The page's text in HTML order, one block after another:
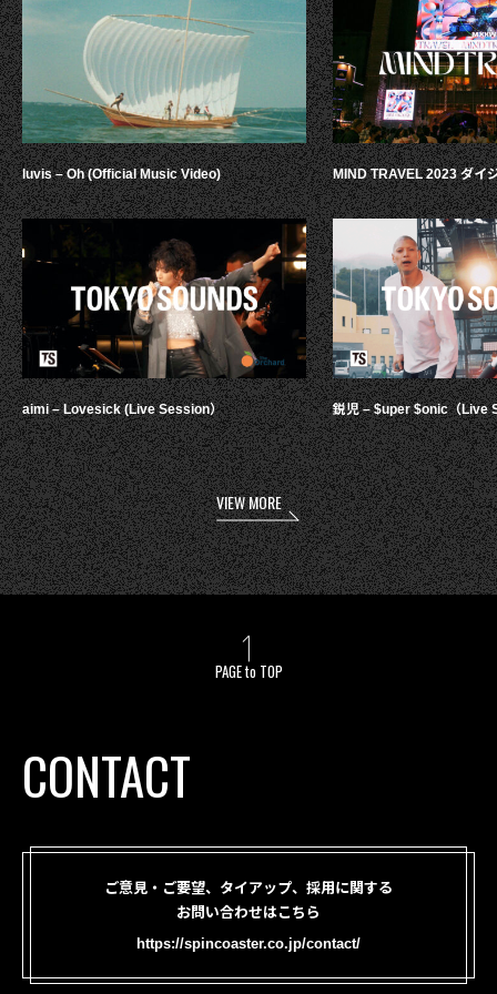
luvis – Oh (Official Music Video)
aimi – Lovesick (Live Session）
MIND TRAVEL 2023 ダイ
鋭児 – $uper $onic（Live
VIEW MORE
PAGE to TOP
CONTACT
ご意見・ご要望、タイアップ、採用に関する
お問い合わせはこちら
https://spincoaster.co.jp/contact/